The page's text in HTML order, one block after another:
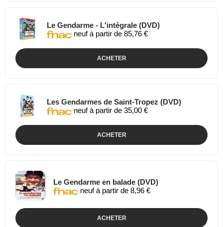
Le Gendarme - L'intégrale (DVD)
neuf à partir de 85,76 €
ACHETER
Les Gendarmes de Saint-Tropez (DVD)
neuf à partir de 35,00 €
ACHETER
Le Gendarme en balade (DVD)
neuf à partir de 8,96 €
ACHETER